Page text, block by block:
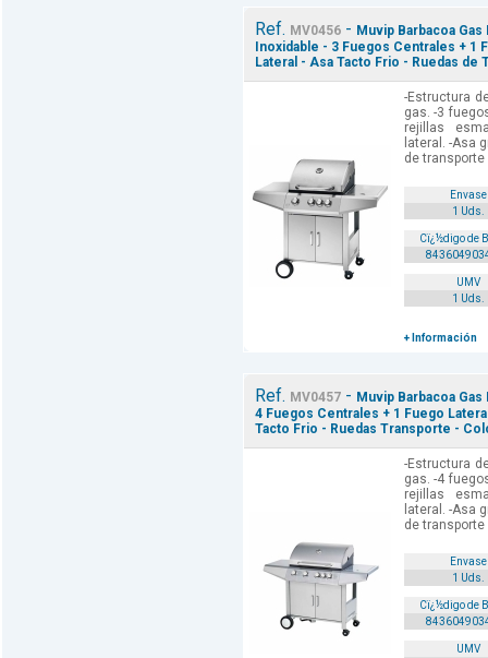
Ref. MV0456- Muvip Barbacoa
Inoxidable - 3 Fuegos Centrales + 1
Lateral - Asa Tacto Frio - Ruedas
-Estructura
gas. -3
rejillas
lateral. -Asa
de transporte
Envase
1 Uds.
Cï¿½digo de
UMV
1 Uds.
+ Información
Ref. MV0457- Muvip Barbacoa
4 Fuegos Centrales + 1 Fuego
Tacto Frio - Ruedas Transporte -
-Estructura
gas. -4
rejillas
lateral. -Asa
de transporte
Envase
1 Uds.
Cï¿½digo de
UMV